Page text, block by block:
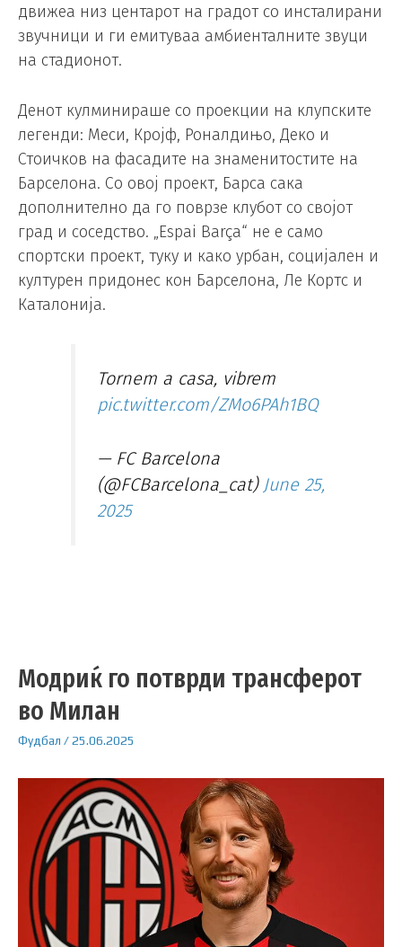
движеа низ центарот на градот со инсталирани
звучници и ги емитуваа амбиенталните звуци
на стадионот.
Денот кулминираше со проекции на клупските
легенди: Меси, Кројф, Роналдињо, Деко и
Стоичков на фасадите на знаменитостите на
Барселона. Со овој проект, Барса сака
дополнително да го поврзе клубот со својот
град и соседство. „Espai Barça“ не е само
спортски проект, туку и како урбан, социјален и
културен придонес кон Барселона, Ле Кортс и
Каталонија.
Tornem a casa, vibrem
pic.twitter.com/ZMo6PAh1BQ
— FC Barcelona
(@FCBarcelona_cat) June 25,
2025
Модриќ го потврди трансферот
во Милан
Фудбал /25.06.2025